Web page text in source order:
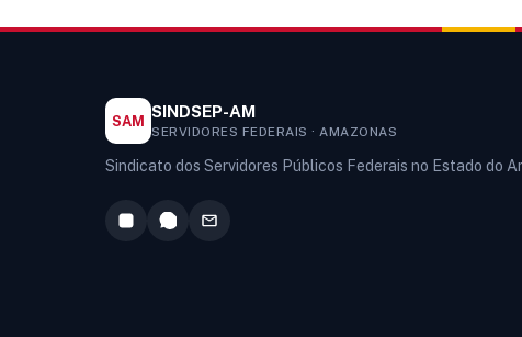
SAM SINDSEP-AM
SERVIDORES FEDERAIS · AMAZONAS
Sindicato dos Servidores Públicos Federais no Estado do